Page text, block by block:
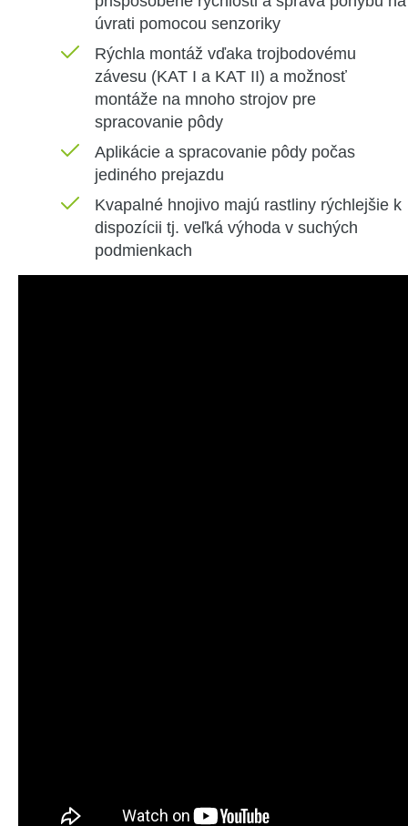
úvrati pomocou senzoriky
Rýchla montáž vďaka trojbodovému
závesu (KAT I a KAT II) a možnosť
montáže na mnoho strojov pre
spracovanie pôdy
Aplikácie a spracovanie pôdy počas
jediného prejazdu
Kvapalné hnojivo majú rastliny rýchlejšie k
dispozícii tj. veľká výhoda v suchých
podmienkach